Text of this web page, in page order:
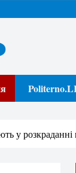
розкраданні